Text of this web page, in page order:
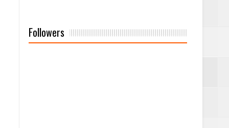
Followers